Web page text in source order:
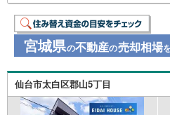
各種税金についても、誠
店舗ではキッズスペースも
是非お越しください。営業
水曜日※店舗により変動あ
宮城県の不動産の売却相場
仙台市太白区郡山5丁目